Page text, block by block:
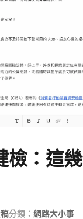
檢：這
分類： 網路大小事